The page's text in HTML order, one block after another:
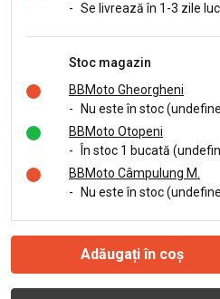
- Se livrează în 1-3 zile
Stoc magazin
BBMoto Gheorgheni
-
Nu este în stoc
BBMoto Otopeni
-
În stoc 1 bucată
BBMoto Câmpulung M.
-
Nu este în stoc
Adăugați în coș